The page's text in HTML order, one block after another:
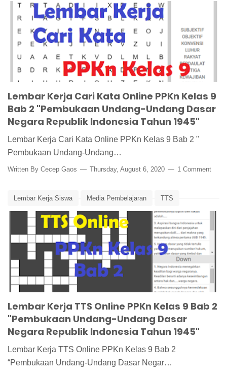
Lembar Kerja Siswa Media Pembelajaran UUD
UUD 1945 Word Search Word Search Online
Lembar Kerja Cari Kata Online PPKn Kelas 9
Bab 2 "Pembukaan Undang-Undang Dasar
Negara Republik Indonesia Tahun 1945"
Lembar Kerja Cari Kata Online PPKn Kelas 9 Bab 2 "
Pembukaan Undang-Undang…
Written By Cecep Gaos Thursday, August 6, 2020 1 Comment
Lembar Kerja Siswa Media Pembelajaran TTS
TTS Online UUD UUD 1945
Lembar Kerja TTS Online PPKn Kelas 9 Bab 2
"Pembukaan Undang-Undang Dasar
Negara Republik Indonesia Tahun 1945"
Lembar Kerja TTS Online PPKn Kelas 9 Bab 2
“Pembukaan Undang-Undang Dasar Negar…